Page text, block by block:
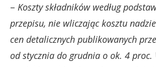
– Koszty składników według
przepisu, nie wliczając kosztu
cen detalicznych publikowanych
od stycznia do grudnia o ok. 4 proc.